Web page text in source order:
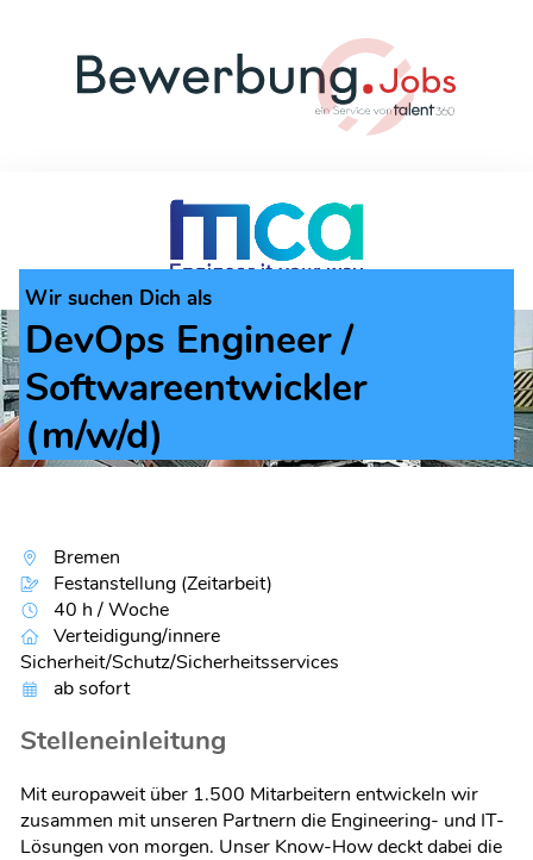
Wir suchen Dich als
DevOps Engineer /
Softwareentwickler
(m/w/d)
Bremen
Festanstellung (Zeitarbeit)
40 h / Woche
Verteidigung/innere
Sicherheit/Schutz/Sicherheitsservices
ab sofort
Stelleneinleitung
Mit europaweit über 1.500 Mitarbeitern entwickeln wir
zusammen mit unseren Partnern die Engineering- und IT-
Lösungen von morgen. Unser Know-How deckt dabei die